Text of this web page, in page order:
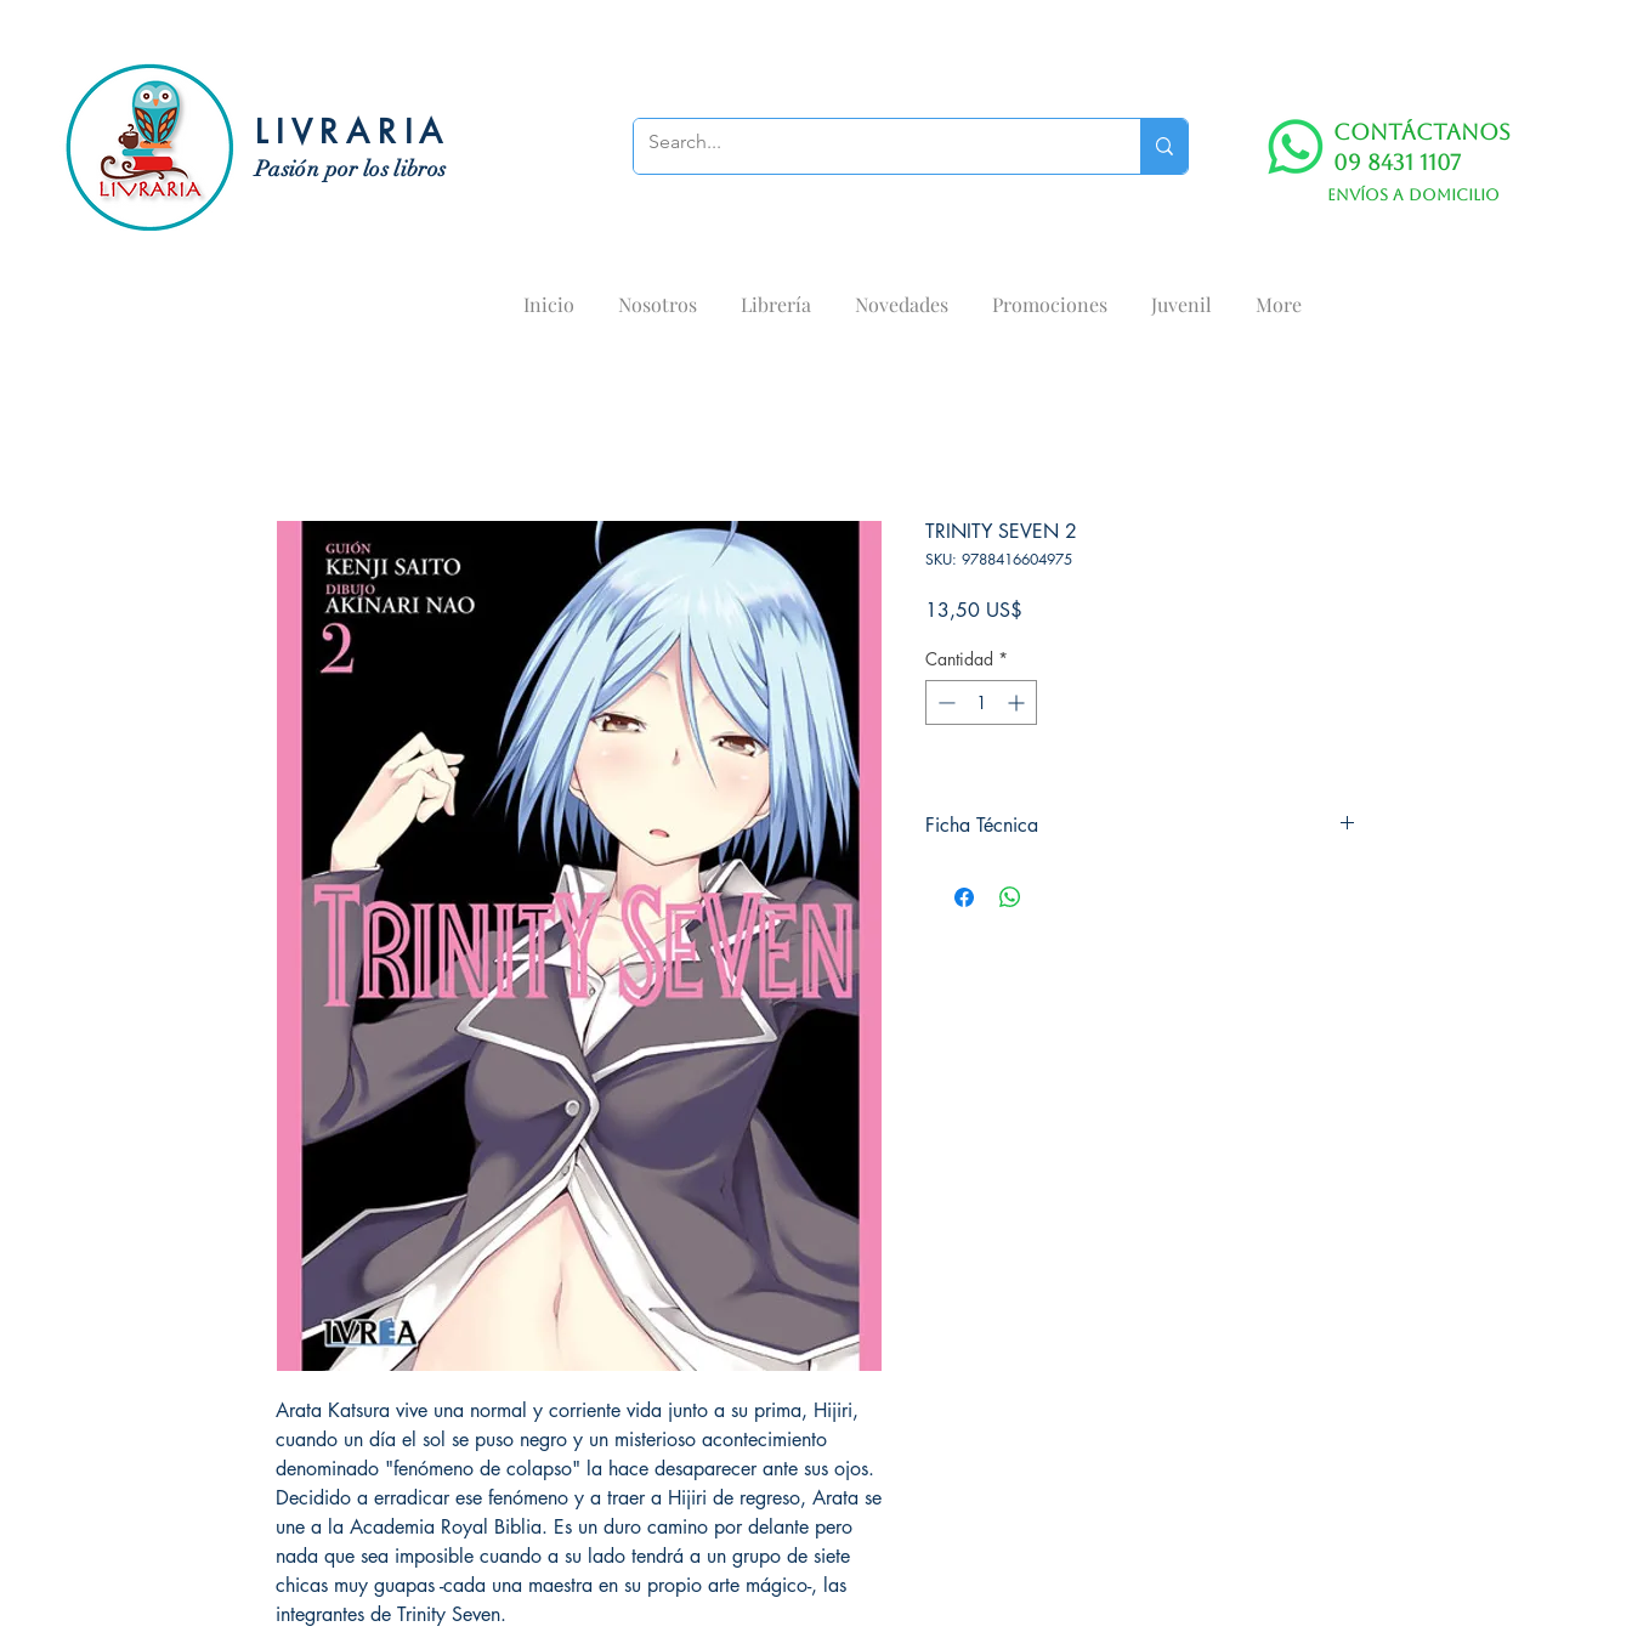
LIVRARIA
Pasión por los libros
Contáctanos
09 8431 1107
Envíos a domicilio
Inicio Nosotros Librería Novedades Promociones Juvenil More
Arata Katsura vive una normal y corriente vida junto a su prima, Hijiri,
cuando un día el sol se puso negro y un misterioso acontecimiento
denominado "fenómeno de colapso" la hace desaparecer ante sus ojos.
Decidido a erradicar ese fenómeno y a traer a Hijiri de regreso, Arata se
une a la Academia Royal Biblia. Es un duro camino por delante pero
nada que sea imposible cuando a su lado tendrá a un grupo de siete
chicas muy guapas -cada una maestra en su propio arte mágico-, las
integrantes de Trinity Seven.
TRINITY SEVEN 2
SKU: 9788416604975
13,50 US$
Cantidad *
Ficha Técnica
Editorial: IVREA